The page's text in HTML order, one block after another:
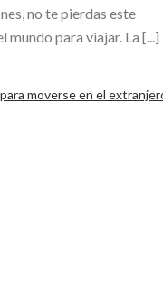
no te pierdas este
mundo para viajar. La [...]